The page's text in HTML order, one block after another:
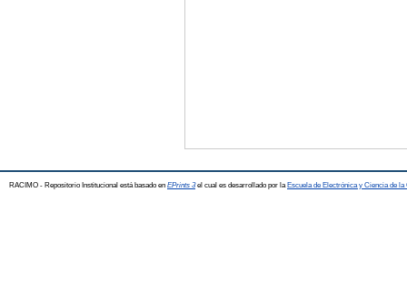
RACIMO - Repositorio Institucional está basado en EPrints 3el cual es desarrollado por la Escuela de Electrónica y Ciencia de la